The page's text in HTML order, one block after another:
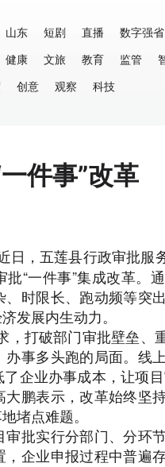
山东 短剧 直播 数字强省
健康 文旅 教育 监管
创意 观察 科技
件事”改革
日，五莲县行政审批服
“一件事”集成改革。
时限长、跑动频等突
发展内生动力。
打破部门审批壁垒、
事多头跑的局面。线
企业办事成本，让项
鹏表示，改革始终坚
堵点难题。
实行分部门、分环
企业申报过程中普遍